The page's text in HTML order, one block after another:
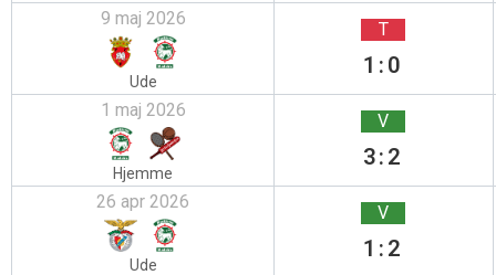
9 maj 2026
Ude
T
1:0
1 maj 2026
Hjemme
V
3:2
26 apr 2026
Ude
V
1:2